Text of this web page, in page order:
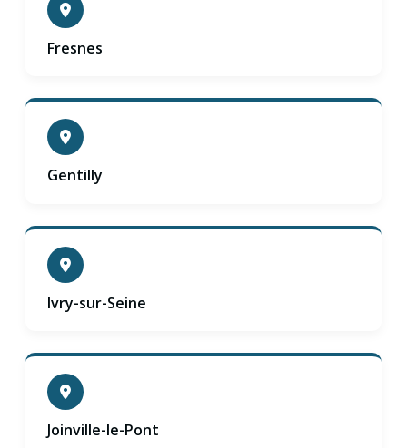
Fresnes
Gentilly
Ivry-sur-Seine
Joinville-le-Pont